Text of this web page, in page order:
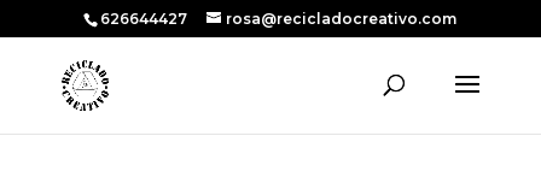
626644427 rosa@recicladocreativo.com